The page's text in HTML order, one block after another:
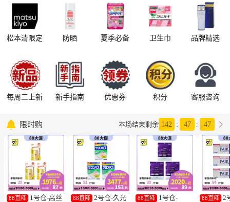
松本清限定 防晒 夏季必备 卫生巾 品牌精选
每周二上新 新手指南 优惠券 积分 客服咨询
 限时购 本场结束剩余 142 : 47 : 46 
88直降
1号仓-高丝
88直降
2号仓-久光
88直降
1号仓-
88直降
2